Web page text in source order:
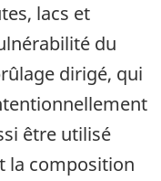
lacs et
du
dirigé, qui
être utilisé
la composition